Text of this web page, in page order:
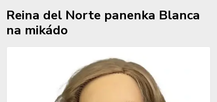
Reina del Norte panenka Blanca
na mikádo